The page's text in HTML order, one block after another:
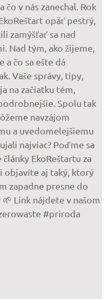
v nás zanechal. Rok
opäť pestrý,
zamýšľať sa nad
Nad tým, ako žijeme,
a čo sa ešte dá
Vaše správy, tipy,
na začiatku tém,
Spolu tak
navzájom
a uvedomelejšiemu
najviac? Poďme sa
EkoReštartu za
objavíte aj taký, ktorý
zapadne presne do
Link nájdete v našom
#priroda